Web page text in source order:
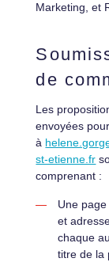
Marketing, et
de
Les
envoyées
à
st-etienne.fr
comprenant :
Une
et
chaque
titre de la